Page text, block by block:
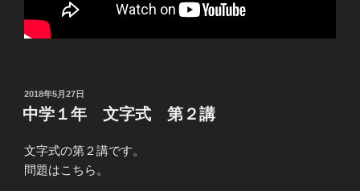
投
稿
日:
2018年5月27日
中学１年 文字式 第２講
文字式の第２講です。
問題はこちら。